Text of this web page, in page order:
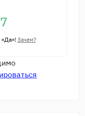
7
Зачем?